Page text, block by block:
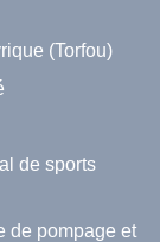
(Torfou)
de sports
de pompage et